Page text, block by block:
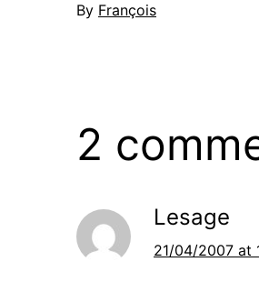
By François
2
Lesage
21/04/2007 at